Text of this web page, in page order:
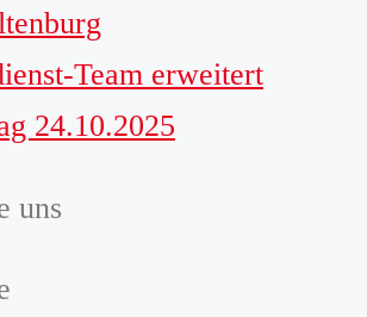
Team erweitert
24.10.2025
uns